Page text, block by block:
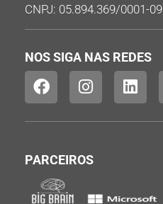
CNPJ: 05.894.369/0001-09
NOS SIGA NAS REDES
PARCEIROS